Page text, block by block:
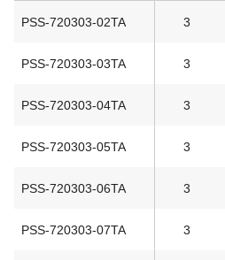
PSS-720303-02TA 3
PSS-720303-03TA 3
PSS-720303-04TA 3
PSS-720303-05TA 3
PSS-720303-06TA 3
PSS-720303-07TA 3